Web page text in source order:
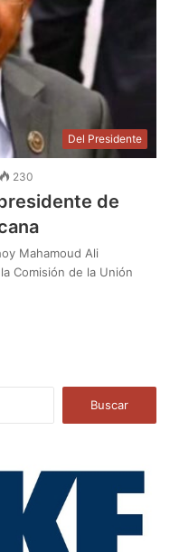
Del Presidente
230
de
Mahamoud Ali
Comisión de la Unión
a